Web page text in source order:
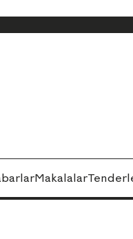
Makalalar